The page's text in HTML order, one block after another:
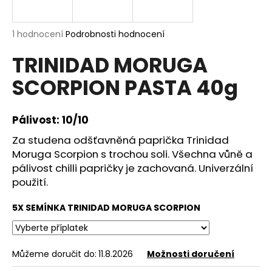
Průměrné
produktu
5,0
z
hvězdiček.
1 hodnocení Podrobnosti hodnocení
TRINIDAD MORUGA
SCORPION PASTA 40g
Pálivost: 10/10
Za studena odšťavněná paprička Trinidad
Moruga Scorpion s trochou soli. Všechna vůně a
pálivost chilli papričky je zachovaná. Univerzální
použití.
5X SEMÍNKA TRINIDAD MORUGA SCORPION
Můžeme doručit do: 11.8.2026 Možnosti doručení
j
t
?
HLEDAT
o
p
o
r
u